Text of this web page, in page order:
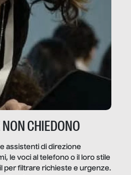
CHIEDONO
assistenti di direzione
le voci al telefono o il loro stile
per filtrare richieste e urgenze.